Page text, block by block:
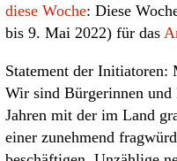
diese Woche: Diese
bis 9. Mai 2022) für das
Statement der Initiatoren:
Wir sind Bürgerinnen
Jahren mit der im Land
einer zunehmend